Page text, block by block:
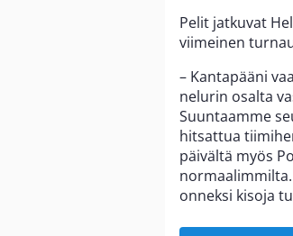
Pelit jatkuvat
viimeinen
– Kantapääni
nelurin osalta
Suuntaamme
hitsattua
päivältä myös
onneksi kisoja